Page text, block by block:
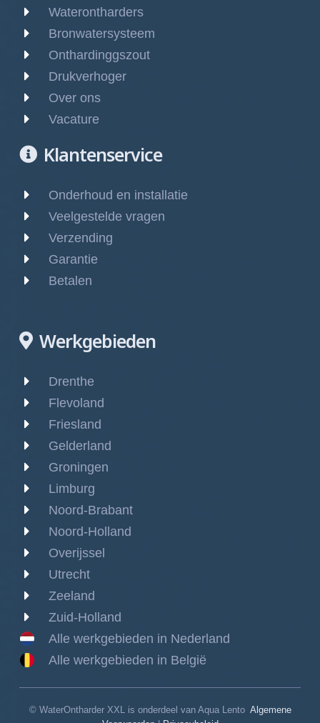
Waterontharders
Bronwatersysteem
Onthardinggszout
Drukverhoger
Over ons
Vacature
Klantenservice
Onderhoud en installatie
Veelgestelde vragen
Verzending
Garantie
Betalen
Werkgebieden
Drenthe
Flevoland
Friesland
Gelderland
Groningen
Limburg
Noord-Brabant
Noord-Holland
Overijssel
Utrecht
Zeeland
Zuid-Holland
Alle werkgebieden in Nederland
Alle werkgebieden in België
© WaterOntharder XXL is onderdeel van Aqua Lento Algemene